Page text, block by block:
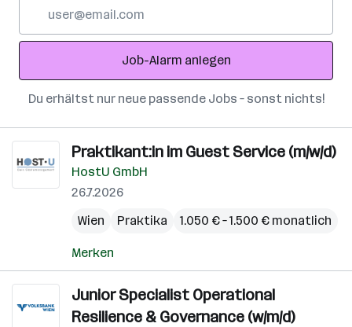
Adresse
Job-Alarm anlegen
Du erhältst nur neue passende Jobs – sonst nichts!
Praktikant:in im Guest Service (m/w/d)
HostU GmbH
26.7.2026
Wien
Praktika 1.050 € – 1.500 € monatlich
Merken
Junior Specialist Operational
Resilience & Governance (w/m/d)